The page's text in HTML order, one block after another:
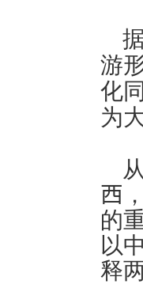
游
化
为
西
的
以
释